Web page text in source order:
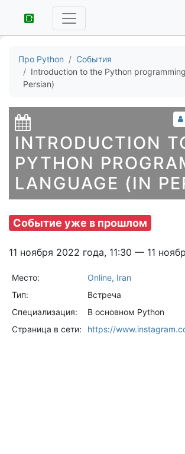
Про Python
События
Introduction to the Python
Persian)
INTRODUCTION
PYTHON
LANGUAGE (IN
Событие уже в прошлом
11 ноября 2022 года, 11:30 — 11
Место:
Online, Iran
Тип:
Встреча
Специализация:
В основном Python
Страница в сети:
https://